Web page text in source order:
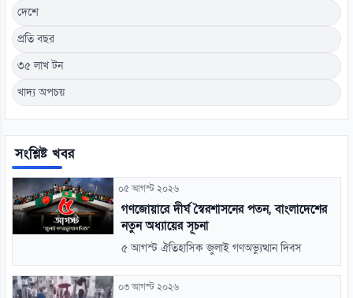
দেশে
প্রতি বছর
৩৫ লাখ টন
খাদ্য অপচয়
সংশ্লিষ্ট খবর
০৫ আগস্ট ২০২৬
গণজোয়ারে দীর্ঘ স্বৈরশাসনের পতন, বাংলাদেশের
নতুন অধ্যায়ের সূচনা
৫ আগস্ট ঐতিহাসিক জুলাই গণঅভ্যুত্থান দিবস
০৩ আগস্ট ২০২৬